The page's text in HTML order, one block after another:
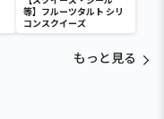
等】フルーツタルト シリ
コンスクイーズ
もっと見る